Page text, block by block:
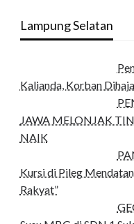
Lampung Selatan
Kalianda, Korban
JAWA MELONJAK
NAIK
Kursi di Pileg
Rakyat”